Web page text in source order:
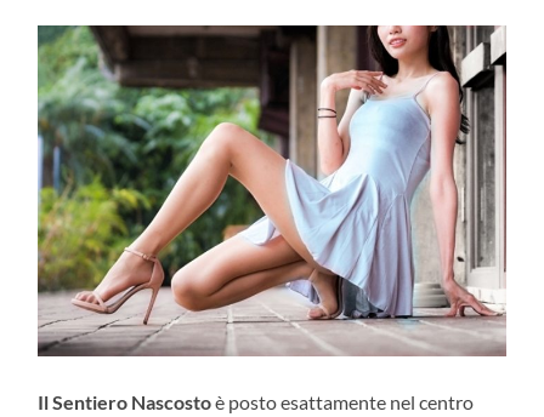
Il Sentiero Nascostoè posto esattamente nel centro